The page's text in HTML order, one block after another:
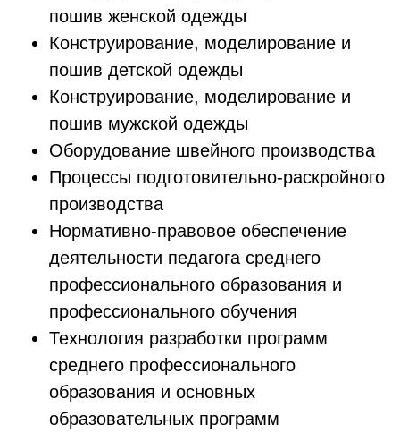
пошив женской одежды
Конструирование, моделирование и
пошив детской одежды
Конструирование, моделирование и
пошив мужской одежды
Оборудование швейного производства
Процессы подготовительно-раскройного
производства
Нормативно-правовое обеспечение
деятельности педагога среднего
профессионального образования и
профессионального обучения
Технология разработки программ
среднего профессионального
образования и основных
образовательных программ